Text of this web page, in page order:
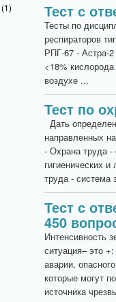
(1)
Тест с
Тесты по
респираторов
РПГ-67 - Астра-
<18%
воздухе ...
Тест по
Дать
направленных
- Охрана труда -
гигиенических
труда - система
Тест с
450
Интенсивность
ситуация– это
аварии,
которые могут
источника